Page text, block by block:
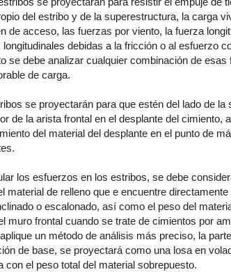
del estribo y de la superestructura, la carga
de acceso, las fuerzas por viento, la fuerza
longitudinales debidas a la fricción o al esfuerzo
se debe analizar cualquier combinación de
de carga.
se proyectarán para que estén del lado de
de la arista frontal en el desplante del
del material del desplante en el punto de
los esfuerzos en los estribos, se debe
material de relleno que e encuentre
o escalonado, así como el peso del
muro frontal cuando se trate de cimientos por
un método de análisis más preciso, la
de base, se proyectará como una losa en
con el peso total del material sobrepuesto.